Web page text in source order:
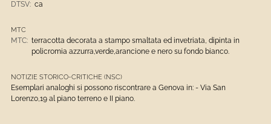
DTSV: ca
MTC
MTC: terracotta decorata a stampo smaltata ed invetriata, dipinta in
policromia azzurra,verde,arancione e nero su fondo bianco.
NOTIZIE STORICO-CRITICHE (NSC)
Esemplari analoghi si possono riscontrare a Genova in: - Via San
Lorenzo,19 al piano terreno e II piano.